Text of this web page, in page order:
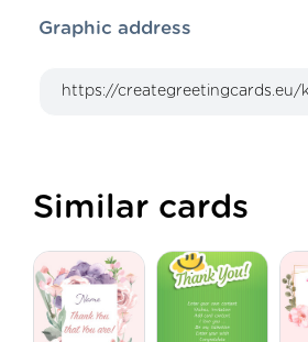
Graphic address
Similar cards